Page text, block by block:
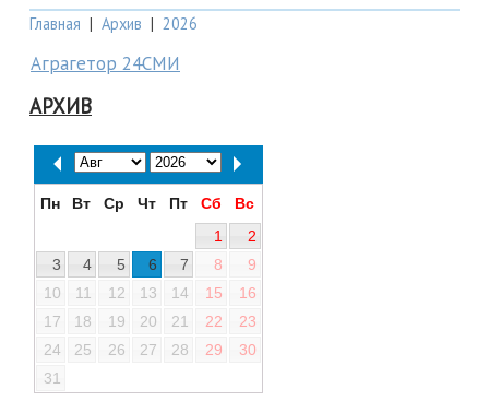
Главная | Архив | 2026
Аграгетор 24СМИ
АРХИВ
Пн Вт Ср Чт Пт Сб
Вс
1
2
3
4 5 6 7 8
9
10
11 12 13 14 15
16
17
18 19 20 21 22
23
24
25 26 27 28 29
30
31